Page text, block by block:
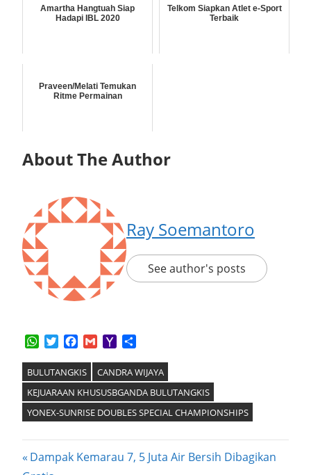
Amartha Hangtuah Siap
Hadapi IBL 2020
Telkom Siapkan Atlet e-Sport
Terbaik
Praveen/Melati Temukan
Ritme Permainan
About The Author
Ray Soemantoro
See author's posts
WhatsApp
TwitterFacebook
GmailYahoo
BULUTANGKIS
CANDRA WIJAYA
KEJUARAAN KHUSUSBGANDA BULUTANGKIS
YONEX-SUNRISE DOUBLES SPECIAL CHAMPIONSHIPS
Post
Previous
Dampak Kemarau 7, 5 Juta Air Bersih Dibagikan